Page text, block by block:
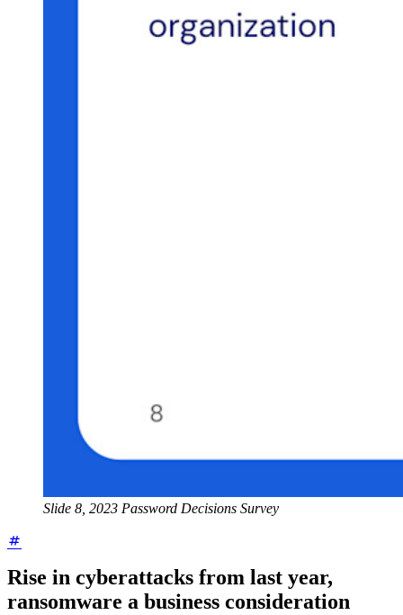
Slide 8, 2023 Password Decisions Survey
Rise in cyberattacks from last year,
ransomware a business consideration